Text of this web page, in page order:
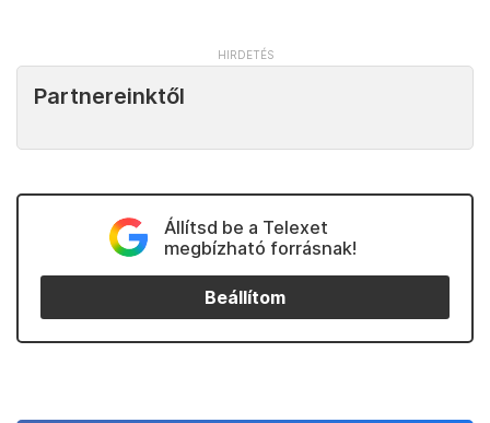
Partnereinktől
Állítsd be a Telexet
megbízható forrásnak!
Beállítom